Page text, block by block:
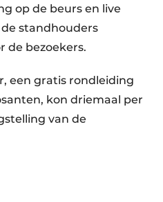
op de beurs en live
standhouders
de bezoekers.
een gratis rondleiding
kon driemaal per
van de